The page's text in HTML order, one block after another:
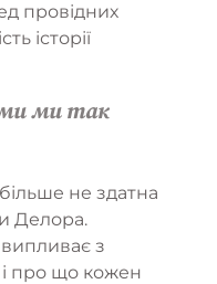
провідних
історії
ми так
не здатна
Делора.
випливає з
і про що кожен